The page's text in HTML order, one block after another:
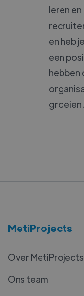
leren
en heb
een
hebben
groeien.
MetiProjects
Over MetiProjects
Ons team